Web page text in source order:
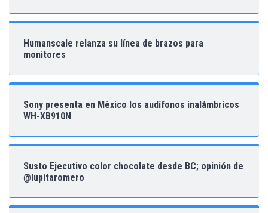
Humanscale relanza su línea de brazos para
monitores
Sony presenta en México los audífonos inalámbricos
WH-XB910N
Susto Ejecutivo color chocolate desde BC; opinión de
@lupitaromero